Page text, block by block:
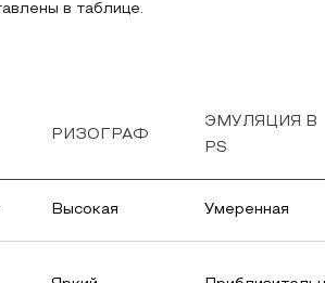
в таблице.
РИЗОГРАФ
ЭМУЛЯЦИЯ В
PS
Высокая Умеренная